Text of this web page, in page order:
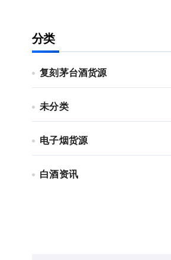
分类
复刻茅台酒货源
未分类
电子烟货源
白酒资讯